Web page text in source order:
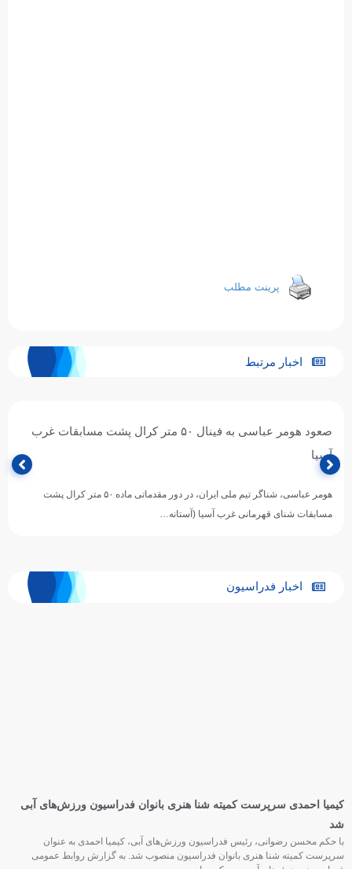
پرینت مطلب
اخبار مرتبط
صعود هومر عباسی به فینال ۵۰ متر کرال پشت مسابقات غرب
آسیا
هومر عباسی، شناگر تیم ملی ایران، در دور مقدماتی ماده ۵۰ متر کرال پشت
مسابقات شنای قهرمانی غرب آسیا (آستانه…
اخبار فدراسیون
کیمیا احمدی سرپرست کمیته شنا هنری بانوان فدراسیون ورزش‌های آبی
شد
با حکم محسن رضوانی، رئیس فدراسیون ورزش‌های آبی، کیمیا احمدی به عنوان
سرپرست کمیته شنا هنری بانوان فدراسیون منصوب شد. به گزارش روابط عمومی